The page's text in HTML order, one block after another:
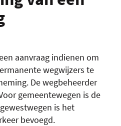
aanvraag indienen om
wegwijzers te
De wegbeheerder
gemeentewegen is de
is het
bevoegd.